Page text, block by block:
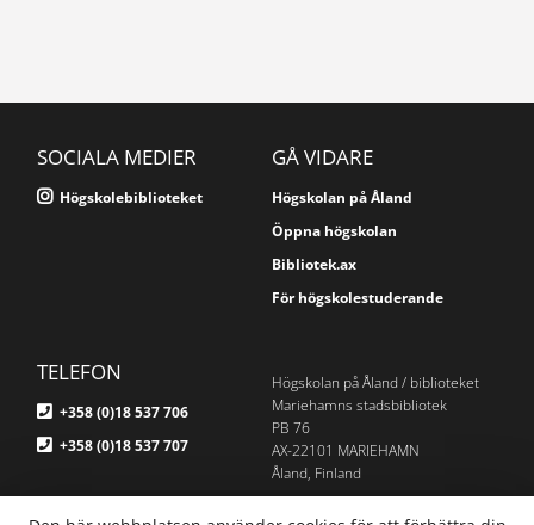
SOCIALA MEDIER
Högskolebiblioteket
GÅ VIDARE
Högskolan på Åland
Öppna högskolan
Bibliotek.ax
För högskolestuderande
TELEFON
+358 (0)18 537 706
+358 (0)18 537 707
E-POST
Högskolan på Åland / biblioteket
Mariehamns stadsbibliotek
PB 76
AX-22101 MARIEHAMN
Åland, Finland